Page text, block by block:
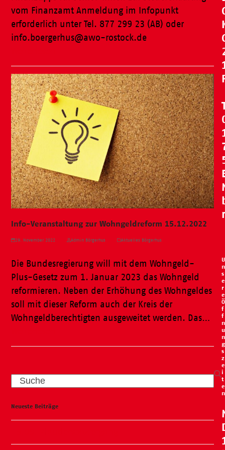
vom Finanzamt Anmeldung im Infopunkt
erforderlich unter Tel. 877 299 23 (AB) oder
info.boergerhus@awo-rostock.de
Info-Veranstaltung zur Wohngeldreform 15.12.2022
29. November 2022 Admin Börgerhus Aktuelles Börgerhus
Die Bundesregierung will mit dem Wohngeld-
Plus-Gesetz zum 1. Januar 2023 das Wohngeld
reformieren. Neben der Erhöhung des Wohngeldes
soll mit dieser Reform auch der Kreis der
Wohngeldberechtigten ausgeweitet werden. Das…
Search
Neueste Beiträge
U
n
s
e
r
e
Ö
f
f
n
u
n
g
s
z
e
i
t
e
n